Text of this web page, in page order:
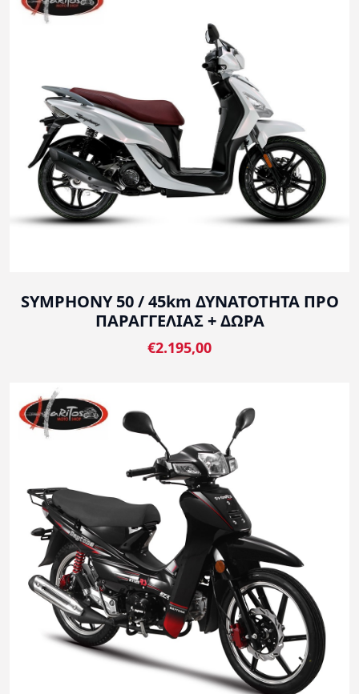
SYMPHONY 50 / 45km ΔΥΝΑΤΟΤΗΤΑ ΠΡΟ
ΠΑΡΑΓΓΕΛΙΑΣ + ΔΩΡΑ
€2.195,00